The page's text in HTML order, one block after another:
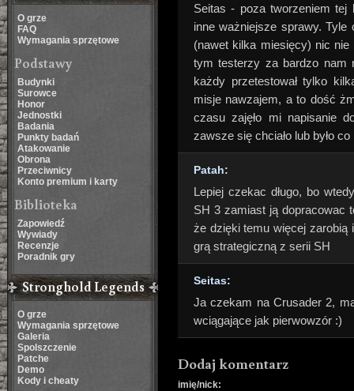
O grze
FAQ
Wymagania sprzętowe
Podstawy
Budynki
Surowce
Honor
Jednostki
Badania
Punkty badań
Atakowanie
Obrona
Przeciwnicy
Konto premium i karty
Biblioteka
Zapowiedź
Wywiady
Recenzje
Poradnik gry
Stronghold Legends
O grze
Wymagania sprzętowe
Galeria
Spolszczenie
Patche
Demo
Kody i cheaty
Seitas - poza tworzeniem
inne ważniejsze sprawy.
(nawet kilka miesięcy) nic nie
tym testerzy za bardzo nam
każdy przetestował tylko
misje nawzajem, a to dość
czasu zajęło mi napisanie
zawsze się chciało lub było
Patah:
Lepiej czekac długo, bo
SH 3 zamiast ją dopracowac
że dzięki temu więcej zarobią
grą strategiczną z serii SH
Seitas:
Ja czekam na Crusader 2,
wciągające jak pierwowzór :)
Dodaj komentarz
imię/nick: